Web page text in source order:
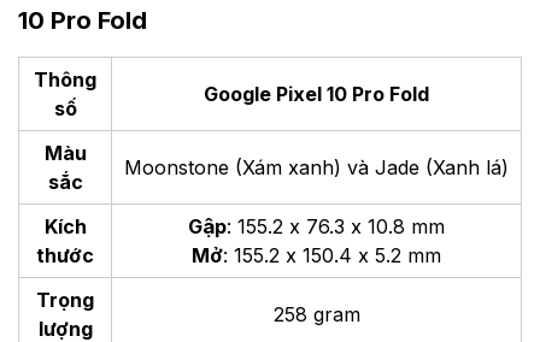
10 Pro Fold
Thông
số
Google Pixel 10 Pro Fold
Màu
sắc
Moonstone (Xám xanh) và Jade (Xanh lá)
Kích
thước
Gập: 155.2 x 76.3 x 10.8 mm
Mở: 155.2 x 150.4 x 5.2 mm
Trọng
lượng
258 gram